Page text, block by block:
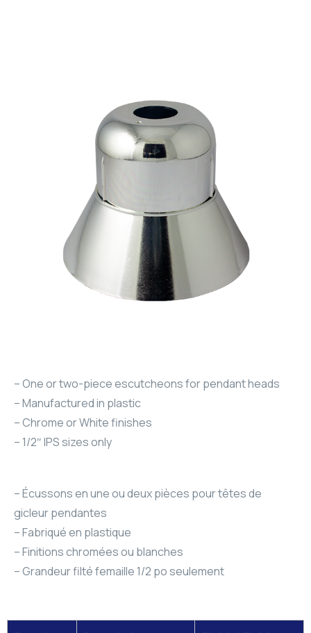
– One or two-piece escutcheons for pendant heads
– Manufactured in plastic
– Chrome or White finishes
– 1/2″ IPS sizes only
– Écussons en une ou deux pièces pour têtes de
gicleur pendantes
– Fabriqué en plastique
– Finitions chromées ou blanches
– Grandeur filté femaille 1/2 po seulement